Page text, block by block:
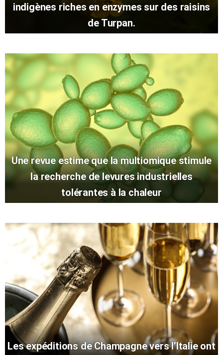
indigènes riches en enzymes sur des raisins
de Turpan.
Une revue estime que la multiomique stimule
la recherche de levures industrielles
tolérantes à la chaleur
Les expéditions de Champagne vers l’Italie ont